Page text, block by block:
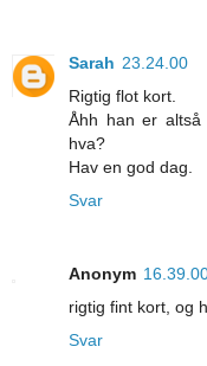
Sarah 23.24.00
Rigtig flot kort.
Åhh han er
hva?
Hav en god dag.
Svar
Anonym
rigtig fint kort, og
Svar